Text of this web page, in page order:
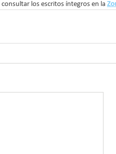
los escritos íntegros en la